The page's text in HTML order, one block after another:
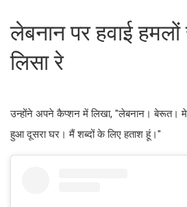
लेबनान पर हवाई हमलों
लिसा रे
उन्होंने अपने कैप्शन में लिखा, "लेबनान। बेरूत।
हुआ दूसरा घर। मैं शब्दों के लिए हताश हूं।"